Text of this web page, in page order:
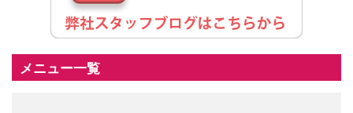
メニュー一覧